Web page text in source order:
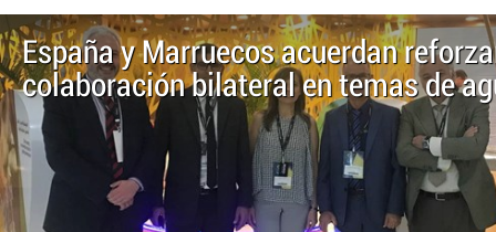
España y Marruecos acuerdan
colaboración bilateral en temas de